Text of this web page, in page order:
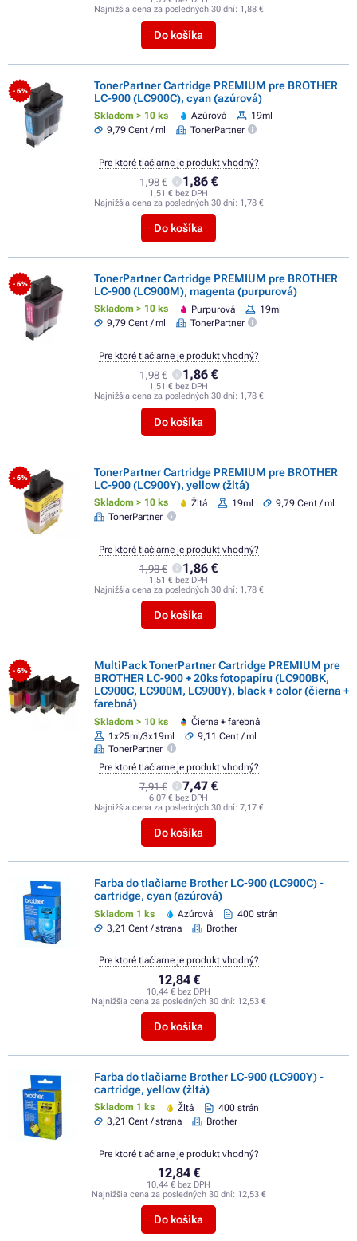
Najnižšia cena za posledných 30 dní: 1,88 €
Do košíka
- 6%
TonerPartner Cartridge PREMIUM pre BROTHER
LC-900 (LC900C), cyan (azúrová)
Skladom > 10 ks Azúrová
19ml
9,79 Cent / ml
TonerPartner
1,98 € 1,86 €
1,51 € bez DPH
Najnižšia cena za posledných 30 dní: 1,78 €
Do košíka
Pre ktoré tlačiarne je produkt vhodný?
- 6%
TonerPartner Cartridge PREMIUM pre BROTHER
LC-900 (LC900M), magenta (purpurová)
Skladom > 10 ks Purpurová
19ml
9,79 Cent / ml
TonerPartner
1,98 € 1,86 €
1,51 € bez DPH
Najnižšia cena za posledných 30 dní: 1,78 €
Do košíka
Pre ktoré tlačiarne je produkt vhodný?
- 6%
TonerPartner Cartridge PREMIUM pre BROTHER
LC-900 (LC900Y), yellow (žltá)
Skladom > 10 ks Žltá 19ml
9,79 Cent / ml
TonerPartner
1,98 € 1,86 €
1,51 € bez DPH
Najnižšia cena za posledných 30 dní: 1,78 €
Do košíka
Pre ktoré tlačiarne je produkt vhodný?
- 6%
MultiPack TonerPartner Cartridge PREMIUM pre
BROTHER LC-900 + 20ks fotopapíru (LC900BK,
LC900C, LC900M, LC900Y), black + color (čierna +
farebná)
Skladom > 10 ks
Čierna + farebná
1x25ml/3x19ml
9,11 Cent / ml
TonerPartner
7,91 € 7,47 €
6,07 € bez DPH
Najnižšia cena za posledných 30 dní: 7,17 €
Do košíka
Pre ktoré tlačiarne je produkt vhodný?
Farba do tlačiarne Brother LC-900 (LC900C) -
cartridge, cyan (azúrová)
Skladom 1 ks Azúrová
400 strán
3,21 Cent / strana
Brother
12,84 €
10,44 € bez DPH
Najnižšia cena za posledných 30 dní: 12,53 €
Do košíka
Pre ktoré tlačiarne je produkt vhodný?
Farba do tlačiarne Brother LC-900 (LC900Y) -
cartridge, yellow (žltá)
Skladom 1 ks Žltá
400 strán
3,21 Cent / strana
Brother
12,84 €
10,44 € bez DPH
Najnižšia cena za posledných 30 dní: 12,53 €
Do košíka
Pre ktoré tlačiarne je produkt vhodný?